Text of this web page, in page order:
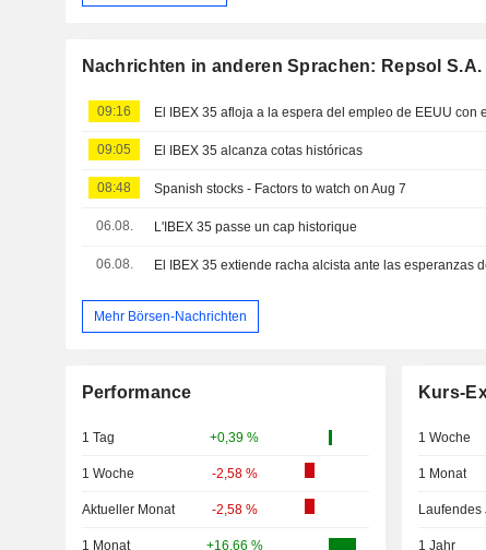
Nachrichten in anderen Sprachen: Repsol S.A.
09:16
09:05 El IBEX 35 alcanza cotas históricas
08:48 Spanish stocks - Factors to watch on Aug 7
06.08. L'IBEX 35 passe un cap historique
06.08.
Mehr Börsen-Nachrichten
Performance
1 Tag +0,39 %
1 Woche -2,58 %
Aktueller Monat -2,58 %
1 Monat +16,66 %
Kurs-
1 Woche
1 Monat
Laufendes
1 Jahr